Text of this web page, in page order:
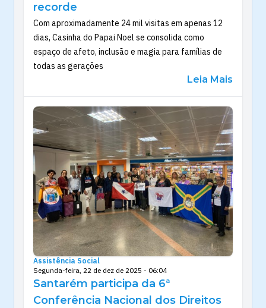
recorde
Com aproximadamente 24 mil visitas em apenas 12
dias, Casinha do Papai Noel se consolida como
espaço de afeto, inclusão e magia para famílias de
todas as gerações
Leia Mais
Assistência Social
Segunda-feira, 22 de dez de 2025 - 06:04
Santarém participa da 6ª
Conferência Nacional dos Direitos